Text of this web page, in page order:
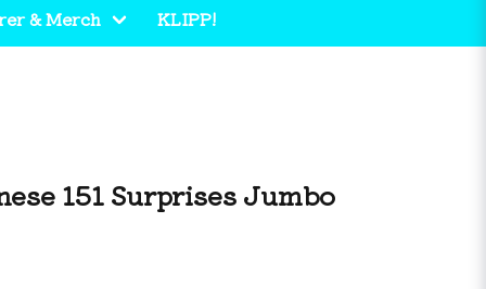
& Merch KLIPP!
151 Surprises Jumbo